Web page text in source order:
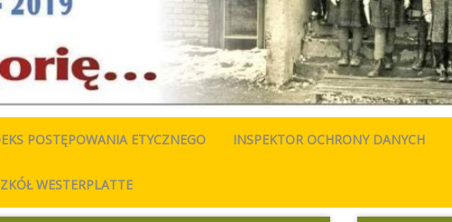
POSTĘPOWANIA ETYCZNEGO INSPEKTOR OCHRONY DANYCH
WESTERPLATTE